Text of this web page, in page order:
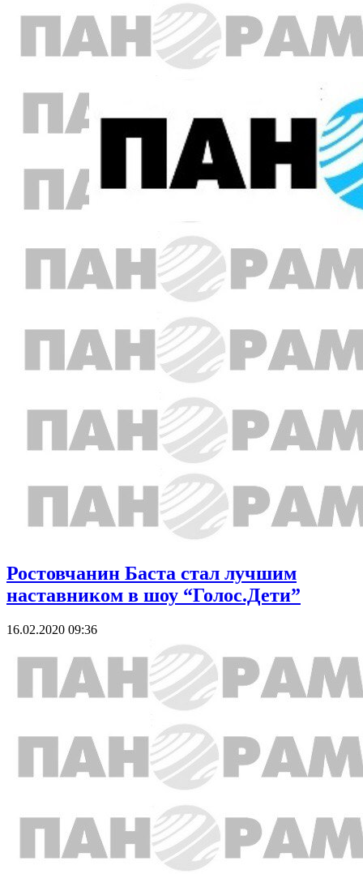
Ростовчанин Баста стал лучшим
наставником в шоу “Голос.Дети”
16.02.2020 09:36